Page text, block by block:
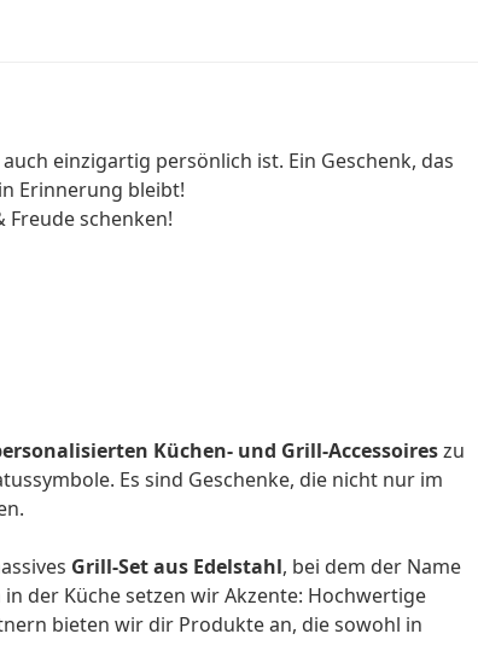
einzigartig persönlich ist. Ein Geschenk, das
Erinnerung bleibt!
schenken!
Küchen- und Grill-Accessoireszu
Es sind Geschenke, die nicht nur im
Grill-Set aus Edelstahl, bei dem der Name
der Küche setzen wir Akzente: Hochwertige
bieten wir dir Produkte an, die sowohl in